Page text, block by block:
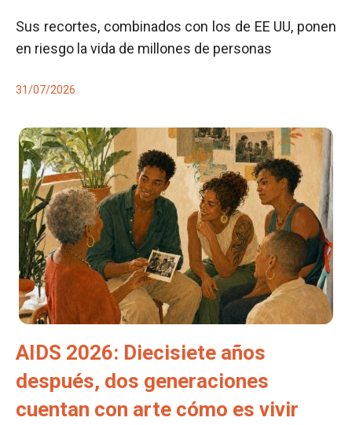
Sus recortes, combinados con los de EE UU, ponen
en riesgo la vida de millones de personas
31/07/2026
AIDS 2026: Diecisiete años
después, dos generaciones
cuentan con arte cómo es vivir